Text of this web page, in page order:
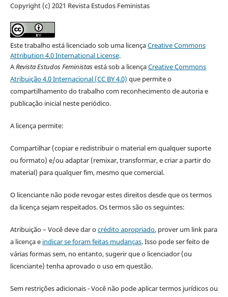
Copyright (c) 2021 Revista Estudos Feministas
Este trabalho está licenciado sob uma licençaCreative Commons
Attribution 4.0 International License.
ARevista Estudos Feministasestá sob a licençaCreative Commons
Atribuição 4.0 Internacional (CC BY 4.0) que permite o
compartilhamento do trabalho com reconhecimento de autoria e
publicação inicial neste periódico.
A licença permite:
Compartilhar (copiar e redistribuir o material em qualquer suporte
ou formato) e/ou adaptar (remixar, transformar, e criar a partir do
material) para qualquer fim, mesmo que comercial.
O licenciante não pode revogar estes direitos desde que os termos
da licença sejam respeitados. Os termos são os seguintes:
Atribuição – Você deve dar ocrédito apropriado, prover um link para
a licença e indicar se foram feitas mudanças. Isso pode ser feito de
várias formas sem, no entanto, sugerir que o licenciador (ou
licenciante) tenha aprovado o uso em questão.
Sem restrições adicionais - Você não pode aplicar termos jurídicos ou